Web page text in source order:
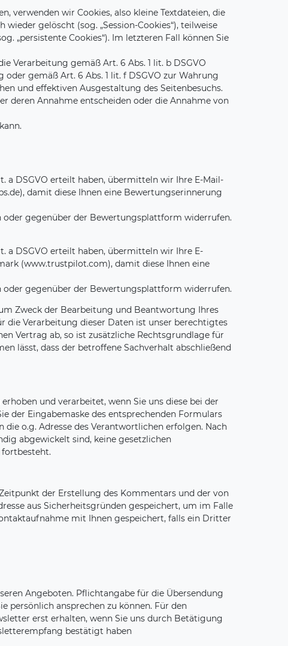
verwenden wir Cookies, also kleine Textdateien, die
gelöscht (sog. „Session-Cookies“), teilweise
„persistente Cookies“). Im letzteren Fall können Sie
Verarbeitung gemäß Art. 6 Abs. 1 lit. b DSGVO
gemäß Art. 6 Abs. 1 lit. f DSGVO zur Wahrung
und effektiven Ausgestaltung des Seitenbesuchs.
deren Annahme entscheiden oder die Annahme von
a DSGVO erteilt haben, übermitteln wir Ihre E-Mail-
damit diese Ihnen eine Bewertungserinnerung
gegenüber der Bewertungsplattform widerrufen.
a DSGVO erteilt haben, übermitteln wir Ihre E-
(www.trustpilot.com), damit diese Ihnen eine
gegenüber der Bewertungsplattform widerrufen.
Zweck der Bearbeitung und Beantwortung Ihres
die Verarbeitung dieser Daten ist unser berechtigtes
Vertrag ab, so ist zusätzliche Rechtsgrundlage für
lässt, dass der betroffene Sachverhalt abschließend
und verarbeitet, wenn Sie uns diese bei der
der Eingabemaske des entsprechenden Formulars
o.g. Adresse des Verantwortlichen erfolgen. Nach
abgewickelt sind, keine gesetzlichen
der Erstellung des Kommentars und der von
aus Sicherheitsgründen gespeichert, um im Falle
mit Ihnen gespeichert, falls ein Dritter
Angeboten. Pflichtangabe für die Übersendung
persönlich ansprechen zu können. Für den
erst erhalten, wenn Sie uns durch Betätigung
bestätigt haben